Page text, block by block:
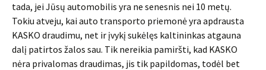
tada, jei Jūsų automobilis yra ne senesnis nei 10 metų.
Tokiu atveju, kai auto transporto priemonė yra apdrausta
KASKO draudimu, net ir įvykį sukėlęs kaltininkas atgauna
dalį patirtos žalos sau. Tik nereikia pamiršti, kad KASKO
nėra privalomas draudimas, jis tik papildomas, todėl bet